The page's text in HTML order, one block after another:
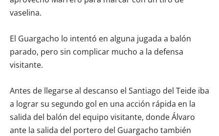
vaselina.
El Guargacho lo intentó en alguna jugada a balón
parado, pero sin complicar mucho a la defensa
visitante.
Antes de llegarse al descanso el Santiago del Teide iba
a lograr su segundo gol en una acción rápida en la
salida del balón del equipo visitante, donde Álvaro
ante la salida del portero del Guargacho también